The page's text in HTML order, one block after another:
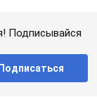
Подписывайся
Подписаться